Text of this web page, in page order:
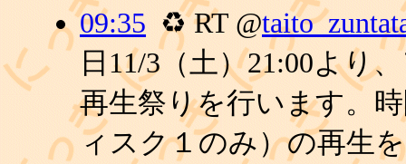
09:35 ♻ RT @
日11/3（土）21:00より
再生祭りを行います。
ィスク１のみ）の再生